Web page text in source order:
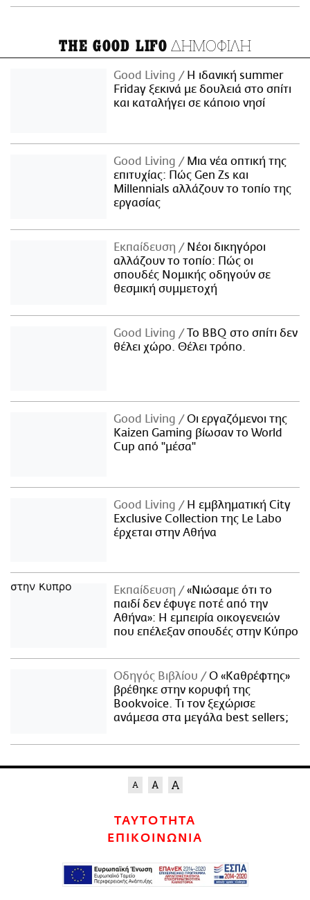
THE GOOD LIFO ΔΗΜΟΦΙΛΗ
Good Living
Η ιδανική summer
Friday ξεκινά με δουλειά στο σπίτι
και καταλήγει σε κάποιο νησί
Good Living
Μια νέα οπτική της
επιτυχίας: Πώς Gen Zs και
Millennials αλλάζουν το τοπίο της
εργασίας
Εκπαίδευση
Νέοι δικηγόροι
αλλάζουν το τοπίο: Πώς οι
σπουδές Νομικής οδηγούν σε
θεσμική συμμετοχή
Good Living
Το BBQ στο σπίτι δεν
θέλει χώρο. Θέλει τρόπο.
Good Living
Οι εργαζόμενοι της
Kaizen Gaming βίωσαν το World
Cup από "μέσα"
Good Living
Η εμβληματική City
Exclusive Collection της Le Labo
έρχεται στην Αθήνα
Εκπαίδευση
«Νιώσαμε ότι το
παιδί δεν έφυγε ποτέ από την
Αθήνα»: Η εμπειρία οικογενειών
που επέλεξαν σπουδές στην Κύπρο
Οδηγός Βιβλίου
Ο «Καθρέφτης»
βρέθηκε στην κορυφή της
Bookvoice. Τι τον ξεχώρισε
ανάμεσα στα μεγάλα best sellers;
ΤΑΥΤΟΤΗΤΑ
ΕΠΙΚΟΙΝΩΝΙΑ